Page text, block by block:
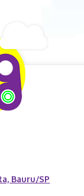
Bauru/SP